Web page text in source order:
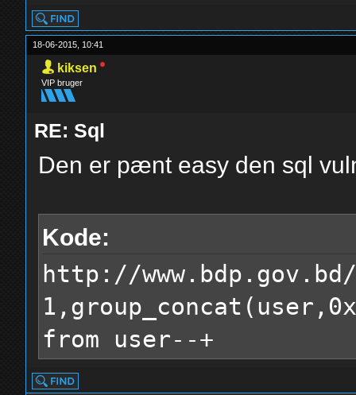
18-06-2015, 10:41
kiksen
VIP bruger
RE: Sql
Den er pænt easy den sql
Kode:
http://www.bdp.gov.bd/
from user--+